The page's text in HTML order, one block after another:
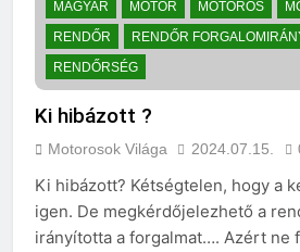
MAGYAR
MOTOR MOTOROS
RENDŐR
RENDŐR
RENDŐRSÉG
Ki hibázott ?
Motorosok Világa 2024.07.15.
Ki hibázott? Kétségtelen, hogy a
igen. De megkérdőjelezhető a
irányította a forgalmat…. Azért ne